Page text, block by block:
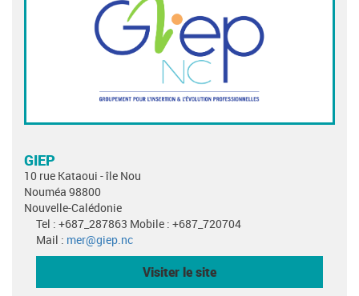
GIEP
10 rue Kataoui - île Nou
Nouméa 98800
Nouvelle-Calédonie
Tel : +687_287863 Mobile : +687_720704
Mail : mer@giep.nc
Visiter le site